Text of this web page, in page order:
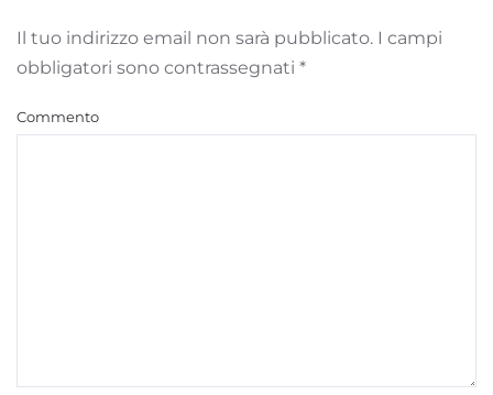
Il tuo indirizzo email non sarà pubblicato. I campi
obbligatori sono contrassegnati *
Commento